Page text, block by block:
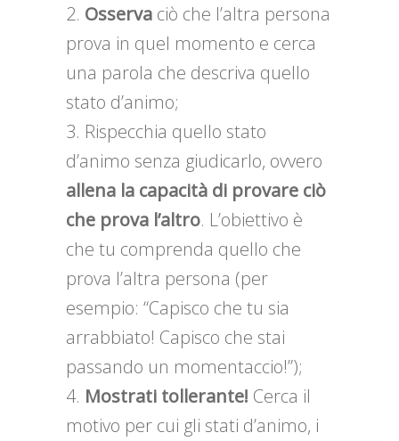
Osserva ciò che l’altra persona
prova in quel momento e cerca
una parola che descriva quello
stato d’animo;
Rispecchia quello stato
d’animo senza giudicarlo, ovvero
allena la capacità di provare ciò
che prova l’altro. L’obiettivo è
che tu comprenda quello che
prova l’altra persona (per
esempio: “Capisco che tu sia
arrabbiato! Capisco che stai
passando un momentaccio!”);
Mostrati tollerante! Cerca il
motivo per cui gli stati d’animo, i